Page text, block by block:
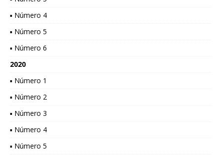
▪ Número 4
▪ Número 5
▪ Número 6
2020
▪ Número 1
▪ Número 2
▪ Número 3
▪ Número 4
▪ Número 5